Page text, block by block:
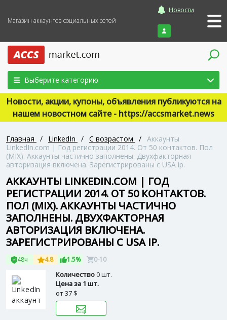
Магазин аккаунтов социальных сетей
Новости
Войти
Выберите категорию
Новости, акции, купоны, объявления публикуются на
нашем новостном сайте - https://accsmarket.news
Главная / LinkedIn / С возрастом / Аккаунты
LinkedIn.com | Год регистрации 2014. От 50 контактов. Пол
(MIX). Аккаунты частично заполнены. Двухфакторная
авторизация включена. Зарегистрированы с USA ip.
АККАУНТЫ LINKEDIN.COM | ГОД
РЕГИСТРАЦИИ 2014. ОТ 50 КОНТАКТОВ.
ПОЛ (MIX). АККАУНТЫ ЧАСТИЧНО
ЗАПОЛНЕНЫ. ДВУХФАКТОРНАЯ
АВТОРИЗАЦИЯ ВКЛЮЧЕНА.
ЗАРЕГИСТРИРОВАНЫ С USA IP.
48ч 4.8 1.5% 0-10
Количество0 шт.
Цена за 1 шт.
от37 $